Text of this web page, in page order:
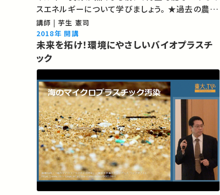
スエネルギーについて学びましょう。 ★過去の農学
部公開セミナー （東京大学農学部のサイトが開き
ます） ★あなたのシェアが、ほかの誰かの学…
講師 | 芋生 憲司
2018年 開講
未来を拓け！環境にやさしいバイオプラスチ
ック